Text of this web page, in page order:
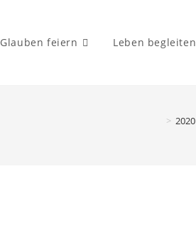
Glauben feiern Leben begleiten
> 2020